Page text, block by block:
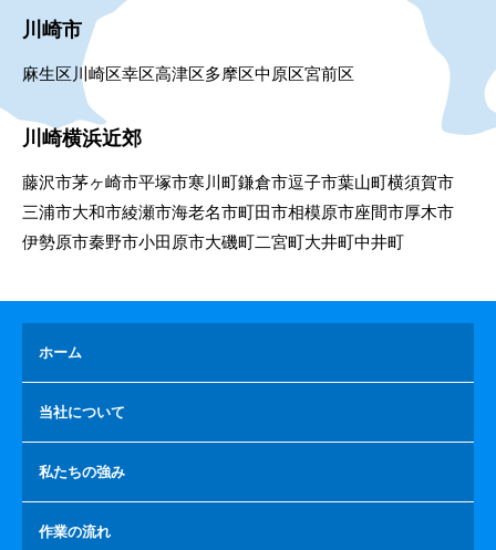
川崎市
麻生区 川崎区幸区高津区多摩区中原区宮前区
川崎横浜近郊
藤沢市茅ヶ崎市平塚市寒川町鎌倉市逗子市葉山町横須賀市
三浦市大和市綾瀬市海老名市町田市相模原市座間市厚木市
伊勢原市秦野市小田原市大磯町二宮町大井町中井町
ホーム
当社について
私たちの強み
作業の流れ